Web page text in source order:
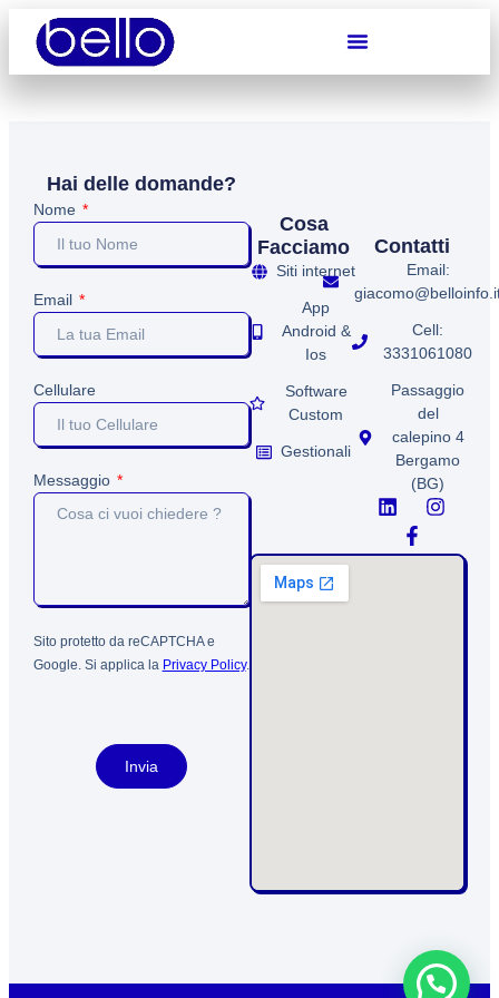
Hai delle domande?
Nome
Email
Cellulare
Messaggio
Sito protetto da reCAPTCHA e
Google. Si applica la Privacy Policy.
Invia
Cosa
Facciamo
Siti internet
App
Android &
Ios
Software
Custom
Gestionali
Contatti
Email:
Cell:
3331061080
Passaggio
del
calepino 4
Bergamo
(BG)